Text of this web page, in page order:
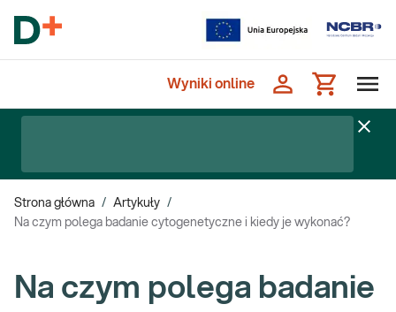
Wyniki online
Strona główna / Artykuły /
Na czym polega badanie cytogenetyczne i kiedy je wykonać?
Na czym polega badanie